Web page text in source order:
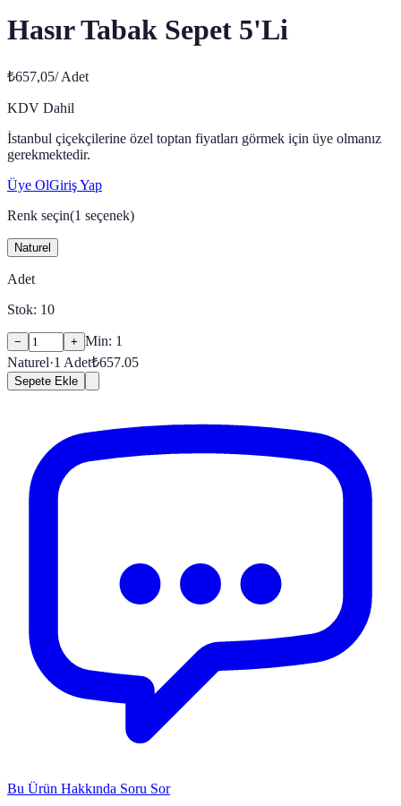
Hasır Tabak Sepet 5'Li
₺657,05/Adet
KDV Dahil
İstanbul çiçekçilerine özel toptan fiyatları görmek için üye olmanız
gerekmektedir.
Üye OlGiriş Yap
Renk seçin(1 seçenek)
Naturel
Adet
Stok: 10
− + Min: 1
Naturel·1 Adet₺657.05
Sepete Ekle
Bu Ürün Hakkında Soru Sor